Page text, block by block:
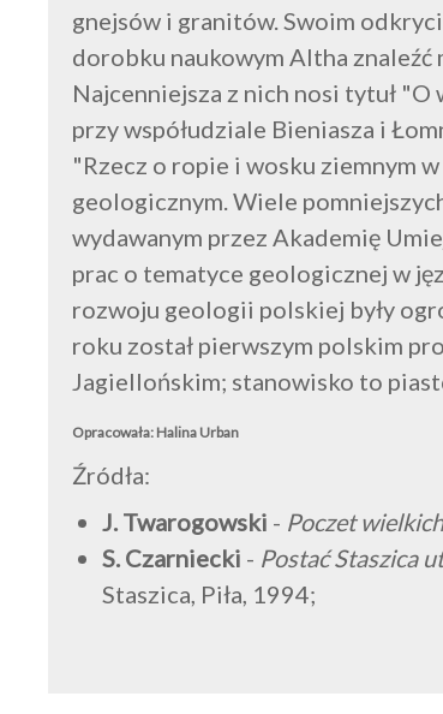
gnejsów i granitów. Swoim
dorobku naukowym Altha
Najcenniejsza z nich nosi tytuł
przy współudziale Bieniasza i
"Rzecz o ropie i wosku ziemnym
geologicznym. Wiele
wydawanym przez Akademię
prac o tematyce geologicznej w
rozwoju geologii polskiej były
roku został pierwszym polskim
Jagiellońskim; stanowisko to
Opracowała: Halina Urban
Źródła:
J. Twarogowski - Poczet
S. Czarniecki - Postać Staszica
Staszica, Piła, 1994;